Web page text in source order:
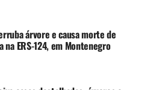
árvore e causa morte de
ERS-124, em Montenegro